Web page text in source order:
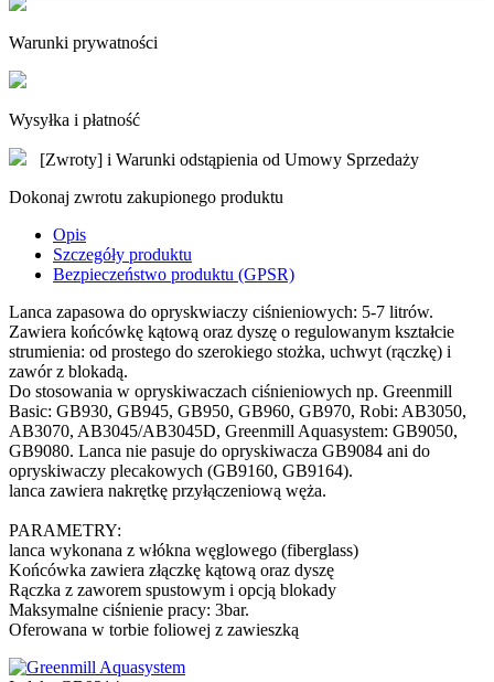
Warunki prywatności
Wysyłka i płatność
[Zwroty] i Warunki odstąpienia od Umowy Sprzedaży
Dokonaj zwrotu zakupionego produktu
Opis
Szczegóły produktu
Bezpieczeństwo produktu (GPSR)
Lanca zapasowa do opryskwiaczy ciśnieniowych: 5-7 litrów.
Zawiera końcówkę kątową oraz dyszę o regulowanym kształcie
strumienia: od prostego do szerokiego stożka, uchwyt (rączkę) i
zawór z blokadą.
Do stosowania w opryskiwaczach ciśnieniowych np. Greenmill
Basic: GB930, GB945, GB950, GB960, GB970, Robi: AB3050,
AB3070, AB3045/AB3045D, Greenmill Aquasystem: GB9050,
GB9080. Lanca nie pasuje do opryskiwacza GB9084 ani do
opryskiwaczy plecakowych (GB9160, GB9164).
lanca zawiera nakrętkę przyłączeniową węża.
PARAMETRY:
lanca wykonana z włókna węglowego (fiberglass)
Końcówka zawiera złączkę kątową oraz dyszę
Rączka z zaworem spustowym i opcją blokady
Maksymalne ciśnienie pracy: 3bar.
Oferowana w torbie foliowej z zawieszką